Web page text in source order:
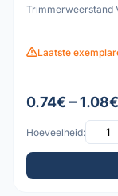
Trimmerweerstand
Laatste
0.74€ – 1.08€
Hoeveelheid: